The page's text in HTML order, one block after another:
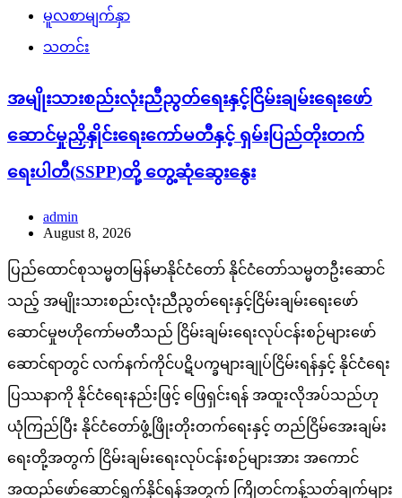
မူလစာမျက်နှာ
သတင်း
အမျိုးသားစည်းလုံးညီညွတ်ရေးနှင့်ငြိမ်းချမ်းရေးဖော်
ဆောင်မှုညှိနှိုင်းရေးကော်မတီနှင့် ရှမ်းပြည်တိုးတက်
ရေးပါတီ(SSPP)တို့ တွေ့ဆုံဆွေးနွေး
admin
August 8, 2026
ပြည်ထောင်စုသမ္မတမြန်မာနိုင်ငံတော် နိုင်ငံတော်သမ္မတဦးဆောင်
သည့် အမျိုးသားစည်းလုံးညီညွတ်ရေးနှင့်ငြိမ်းချမ်းရေးဖော်
ဆောင်မှုဗဟိုကော်မတီသည် ငြိမ်းချမ်းရေးလုပ်ငန်းစဉ်များဖော်
ဆောင်ရာတွင် လက်နက်ကိုင်ပဋိပက္ခများချုပ်ငြိမ်းရန်နှင့် နိုင်ငံရေး
ပြဿနာကို နိုင်ငံရေးနည်းဖြင့် ဖြေရှင်းရန် အထူးလိုအပ်သည်ဟု
ယုံကြည်ပြီး နိုင်ငံတော်ဖွံ့ဖြိုးတိုးတက်ရေးနှင့် တည်ငြိမ်အေးချမ်း
ရေးတို့အတွက် ငြိမ်းချမ်းရေးလုပ်ငန်းစဉ်များအား အကောင်
အထည်ဖော်ဆောင်ရွက်နိုင်ရန်အတွက် ကြိုတင်ကန့်သတ်ချက်များ